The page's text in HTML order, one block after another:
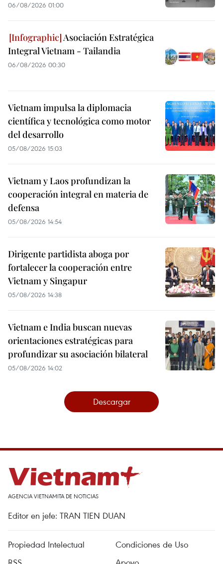
06/08/2026 01:00
Asociación Estratégica
Integral Vietnam - Tailandia
06/08/2026 00:30
Vietnam impulsa la diplomacia
científica y tecnológica como motor
del desarrollo
05/08/2026 15:03
Vietnam y Laos profundizan la
cooperación integral en materia de
defensa
05/08/2026 14:54
Dirigente partidista aboga por
fortalecer la cooperación entre
Vietnam y Singapur
05/08/2026 14:38
Vietnam e India buscan nuevas
orientaciones estratégicas para
profundizar su asociación bilateral
05/08/2026 14:02
Descargar
AGENCIA VIETNAMITA DE NOTICIAS
Editor en jefe: TRAN TIEN DUAN
Propiedad Intelectual
Condiciones de Uso